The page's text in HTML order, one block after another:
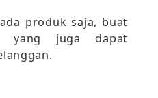
produk saja, buat
yang juga dapat